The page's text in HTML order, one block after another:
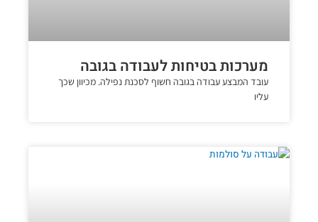
מערכות בטיחות לעבודה בגובה
עובד המבצע עבודה בגובה חשוף לסכנת נפילה. מכיוון שכך
עליו